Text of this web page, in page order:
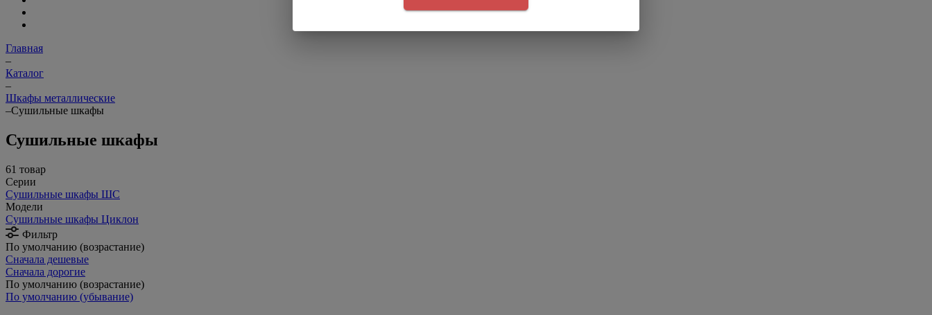
Главная
–
Каталог
–
Шкафы металлические
–Сушильные шкафы
Сушильные шкафы
61 товар
Серии
Сушильные шкафы ШС
Модели
Сушильные шкафы Циклон
Фильтр
По умолчанию (возрастание)
Сначала дешевые
Сначала дорогие
По умолчанию (возрастание)
По умолчанию (убывание)